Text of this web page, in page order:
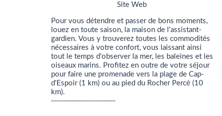
Site Web
Pour vous détendre et passer de bons moments,
louez en toute saison, la maison de l'assistant-
gardien. Vous y trouverez toutes les commodités
nécessaires à votre confort, vous laissant ainsi
tout le temps d'observer la mer, les baleines et les
oiseaux marins. Profitez en outre de votre séjour
pour faire une promenade vers la plage de Cap-
d'Espoir (1 km) ou au pied du Rocher Percé (10
km).